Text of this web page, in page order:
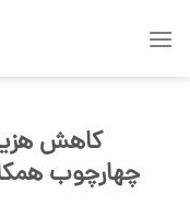
کاهش
چهارچوب